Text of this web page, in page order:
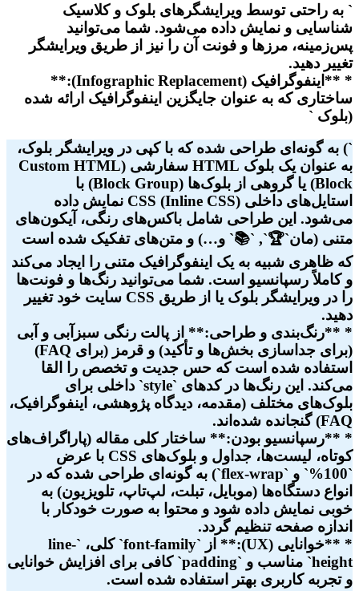
` به راحتی توسط ویرایشگرهای بلوک و کلاسیک
شناسایی و نمایش داده می‌شود. شما می‌توانید
پس‌زمینه، مرزها و فونت آن را نیز از طریق ویرایشگر
تغییر دهید.
* **اینفوگرافیک (Infographic Replacement):**
ساختاری که به عنوان جایگزین اینفوگرافیک ارائه شده
(بلوک `
`) به گونه‌ای طراحی شده که با کپی در ویرایشگر بلوک،
به عنوان یک بلوک HTML سفارشی (Custom HTML
Block) یا گروهی از بلوک‌ها (Block Group) با
استایل‌های داخلی CSS (Inline CSS) نمایش داده
می‌شود. این طراحی شامل باکس‌های رنگی، آیکون‌های
متنی (مان`🏆`, `📚` و…) و متن‌های تفکیک شده است
که ظاهری شبیه به یک اینفوگرافیک متنی را ایجاد می‌کند
و کاملاً رسپانسیو است. شما می‌توانید رنگ‌ها و فونت‌ها
را در ویرایشگر بلوک یا از طریق CSS سایت خود تغییر
دهید.
* **رنگ‌بندی و طراحی:** از پالت رنگی سبزآبی و آبی
(برای جداسازی بخش‌ها و تأکید) و قرمز (برای FAQ)
استفاده شده است که حس جدیت و تخصص را القا
می‌کند. این رنگ‌ها در کدهای `style` داخلی برای
بلوک‌های مختلف (مقدمه، دیدگاه پژوهشی، اینفوگرافیک،
FAQ) گنجانده شده‌اند.
* **رسپانسیو بودن:** ساختار کلی مقاله (پاراگراف‌های
کوتاه، لیست‌ها، جداول و بلوک‌های CSS با عرض
`100%` و `flex-wrap`) به گونه‌ای طراحی شده که در
انواع دستگاه‌ها (موبایل، تبلت، لپ‌تاپ، تلویزیون) به
خوبی نمایش داده شود و محتوا به صورت خودکار با
اندازه صفحه تنظیم گردد.
* **خوانایی (UX):** از `font-family` کلی، `line-
height` مناسب و `padding` کافی برای افزایش خوانایی
و تجربه کاربری بهتر استفاده شده است.